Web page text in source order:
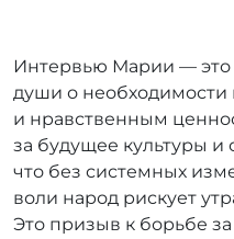
Интервью Марии — это
души о
и нравственным
за будущее культуры и
что без системных
воли народ рискует
Это призыв к борьбе